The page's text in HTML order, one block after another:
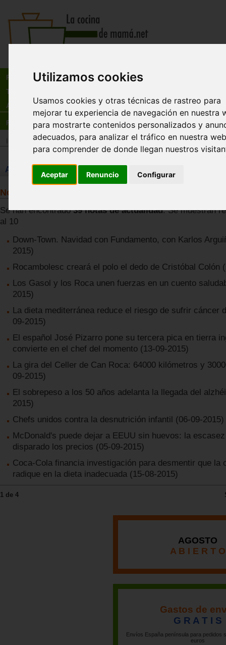
Utilizamos cookies
Usamos cookies y otras técnicas de rastreo para
mejorar tu experiencia de navegación en nuestra
para mostrarte contenidos personalizados y
adecuados, para analizar el tráfico en nuestra
para comprender de donde llegan nuestros
Aceptar Renuncio Configurar
Recetas
Tienda
Actualidad
Registro
Actualidad
Actualidad
Notas de actualidad
Se han encontrado39 notas de actualidad. Se muestran
al 10
Down-Town. Navidad con Fundamento, con Karlos
2015)
Rocambolesc creará el polo el dedo de Cristóbal Colón
Los Gasol y los Roca unen fuerzas en un cuento
2015)
La dieta mediterránea reduce el riesgo de sufrir cáncer
09-2015)
El español José Pizarro pone su tercera pica en tierra
convierte en el chef del momento (13-09-2015)
La gira del Celler de Can Roca: 64000 kilómetros y
09-2015)
El sobrepeso a los 50 años adelanta la llegada del
2015)
Chefs unidos contra la desnutrición infantil (06-09-2015)
McDonald's puede dejar a EEUU sin huevos: la
disparado los precios (05-09-2015)
Coca-Cola financia investigación para desmentir que la
radique en la dieta inadecuada (15-08-2015)
1 de 4
AGOSTO
A B I E R T O
Gastos de
G R A T I S
Envíos España península para pedidos
euros